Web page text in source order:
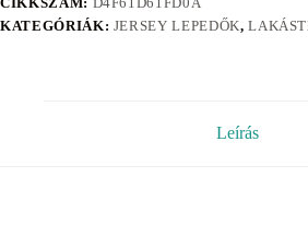
KATEGÓRIÁK: JERSEY LEPEDŐK,
Leírás